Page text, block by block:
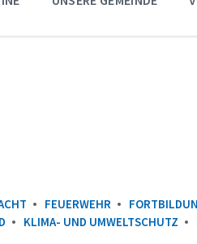
FEUERWEHR
KLIMA- UND UMWELTSCHUTZ